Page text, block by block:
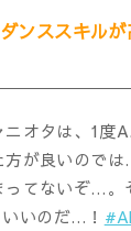
ンススキルが
ニオタは、1度
方が良いので
ってないぞ…。
いのだ…！